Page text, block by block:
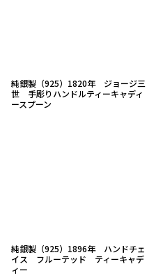
純銀製（925）1820年 ジョージ三
世 手彫りハンドルティーキャディ
ースプーン
純銀製（925）1896年 ハンドチェ
イス フルーテッド ティーキャデ
ィー